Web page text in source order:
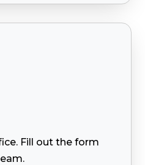
Fill out the form